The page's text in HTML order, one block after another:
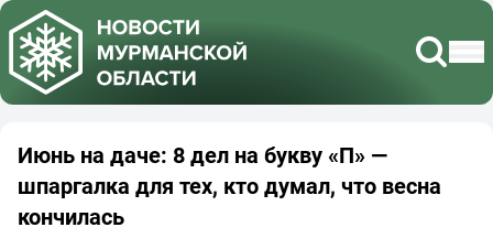
Июнь на даче: 8 дел на букву «П» —
шпаргалка для тех, кто думал, что весна
кончилась